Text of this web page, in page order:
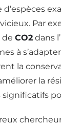
d’espèces
Par
CO2 dans
à
la
la
significatifs